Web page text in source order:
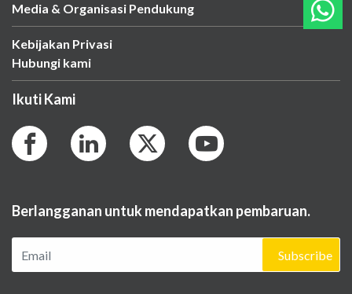
Media & Organisasi Pendukung
Kebijakan Privasi
Hubungi kami
Ikuti Kami
Berlangganan untuk mendapatkan pembaruan.
Subscribe